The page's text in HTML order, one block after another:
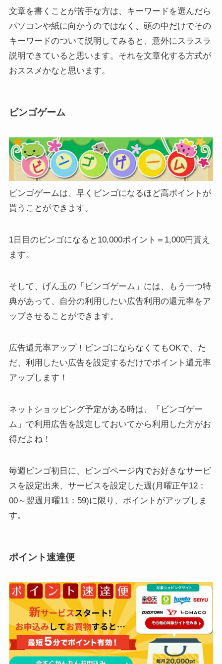
文章を書くことが苦手な方は、キーワードを選んだら
パソコンや紙に向かうのではなく、頭の中だけでその
キーワードのついて説明してみると、意外にスラスラ
説明できていると思います。それを文章化する方式が
おススメかなと思います。
ビンゴゲーム
ビンゴゲームは、早くビンゴになるほど高ポイントが
貰うことができます。
1日目のビンゴになると10,000ポイント＝1,000円貰え
ます。
そして、げん玉の「ビンゴゲーム」には、もう一つ特
典があって、自分の利用したい広告利用の還元率をア
ップさせることができます。
広告還元率アップ！ビンゴにならなくてもOKで、た
だ、利用したい広告を設定するだけでポイント還元率
アップします！
ネットショッピング予定がある時は、「ビンゴゲー
ム」で利用広告を設定しておいてから利用した方がお
得だよね！
毎週ビンゴ初日に、ビンゴページ内でお好きなサービ
スを設定出来、サービスを設定した週(月曜正午12：
00～翌週月曜11：59)に限り、ポイントがアップしま
す。
ポイント速達便